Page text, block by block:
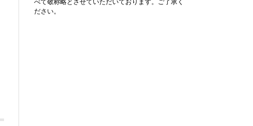
べて敬称略とさせていただいております。ご了承く
ださい。